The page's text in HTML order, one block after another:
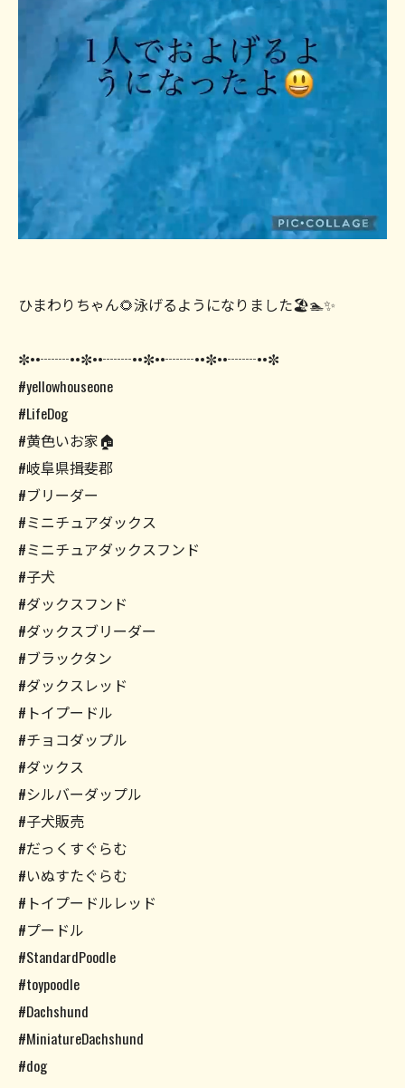
ひまわりちゃん🌻泳げるようになりました🏖️🏊✨
✼••┈┈••✼••┈┈••✼••┈┈••✼••┈┈••✼
#yellowhouseone
#LifeDog
#黄色いお家🏠
#岐阜県揖斐郡
#ブリーダー
#ミニチュアダックス
#ミニチュアダックスフンド
#子犬
#ダックスフンド
#ダックスブリーダー
#ブラックタン
#ダックスレッド
#トイプードル
#チョコダップル
#ダックス
#シルバーダップル
#子犬販売
#だっくすぐらむ
#いぬすたぐらむ
#トイプードルレッド
#プードル
#StandardPoodle
#toypoodle
#Dachshund
#MiniatureDachshund
#dog